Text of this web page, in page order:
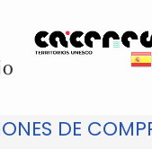
DE